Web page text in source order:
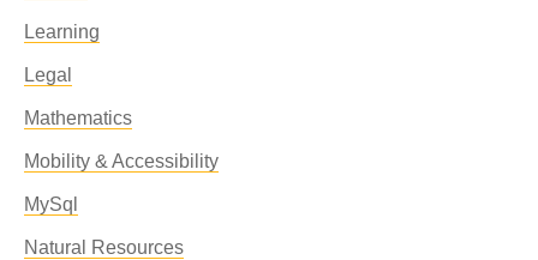
Learning
Legal
Mathematics
Mobility & Accessibility
MySql
Natural Resources